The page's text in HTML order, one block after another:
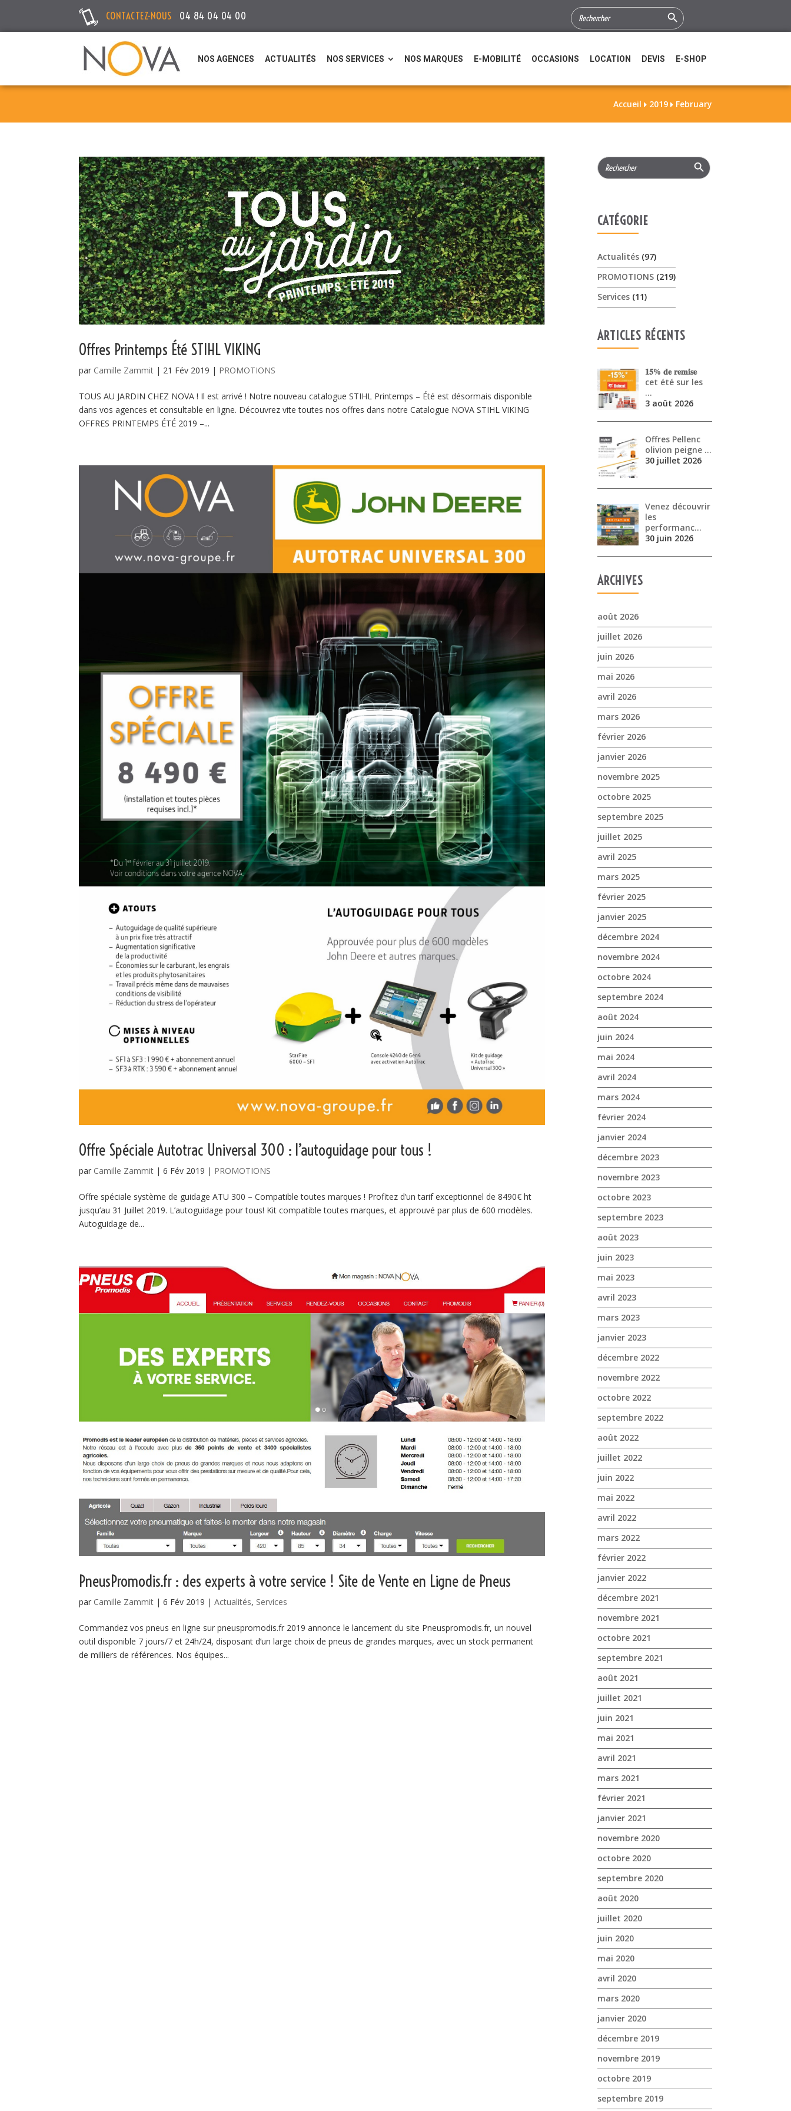
CONTACTEZ-NOUS 04 84 04 04 00
SEARCH
FOR:
Search Button
NOS AGENCES ACTUALITÉS NOS SERVICES NOS MARQUES E-MOBILITÉ OCCASIONS LOCATION DEVIS E-SHOP
Accueil  2019  February
Offres Printemps Été STIHL VIKING
par Camille Zammit | 21 Fév 2019 | PROMOTIONS
TOUS AU JARDIN CHEZ NOVA ! Il est arrivé ! Notre nouveau catalogue STIHL Printemps – Été est désormais disponible
dans vos agences et consultable en ligne. Découvrez vite toutes nos offres dans notre Catalogue NOVA STIHL VIKING
OFFRES PRINTEMPS ÉTÉ 2019 –...
Offre Spéciale Autotrac Universal 300 : l’autoguidage pour tous !
par Camille Zammit |6 Fév 2019 | PROMOTIONS
Offre spéciale système de guidage ATU 300 – Compatible toutes marques ! Profitez d’un tarif exceptionnel de 8490€ ht
jusqu’au 31 Juillet 2019. L’autoguidage pour tous! Kit compatible toutes marques, et approuvé par plus de 600 modèles.
Autoguidage de...
PneusPromodis.fr : des experts à votre service ! Site de Vente en Ligne de Pneus
par Camille Zammit |6 Fév 2019 |Actualités, Services
Commandez vos pneus en ligne sur pneuspromodis.fr 2019 annonce le lancement du site Pneuspromodis.fr, un nouvel
outil disponible 7 jours/7 et 24h/24, disposant d’un large choix de pneus de grandes marques, avec un stock permanent
de milliers de références. Nos équipes...
Search
for:
Search Button
CATÉGORIE
Actualités (97)
PROMOTIONS (219)
Services (11)
ARTICLES RÉCENTS
𝟏𝟓% 𝐝𝐞 𝐫𝐞𝐦𝐢𝐬𝐞
cet été sur les
…
3 août 2026
Offres Pellenc
olivion peigne …
30 juillet 2026
Venez découvrir
les
performanc…
30 juin 2026
ARCHIVES
août 2026
juillet 2026
juin 2026
mai 2026
avril 2026
mars 2026
février 2026
janvier 2026
novembre 2025
octobre 2025
septembre 2025
juillet 2025
avril 2025
mars 2025
février 2025
janvier 2025
décembre 2024
novembre 2024
octobre 2024
septembre 2024
août 2024
juin 2024
mai 2024
avril 2024
mars 2024
février 2024
janvier 2024
décembre 2023
novembre 2023
octobre 2023
septembre 2023
août 2023
juin 2023
mai 2023
avril 2023
mars 2023
janvier 2023
décembre 2022
novembre 2022
octobre 2022
septembre 2022
août 2022
juillet 2022
juin 2022
mai 2022
avril 2022
mars 2022
février 2022
janvier 2022
décembre 2021
novembre 2021
octobre 2021
septembre 2021
août 2021
juillet 2021
juin 2021
mai 2021
avril 2021
mars 2021
février 2021
janvier 2021
novembre 2020
octobre 2020
septembre 2020
août 2020
juillet 2020
juin 2020
mai 2020
avril 2020
mars 2020
janvier 2020
décembre 2019
novembre 2019
octobre 2019
septembre 2019